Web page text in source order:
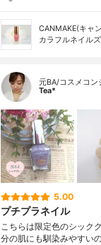
CANMAKE(キャ
カラフルネイルズ
元BA/コスメコン
Tea*
5.00
プチプラネイル
こちらは限定色のシック
分の肌にも馴染みやすい